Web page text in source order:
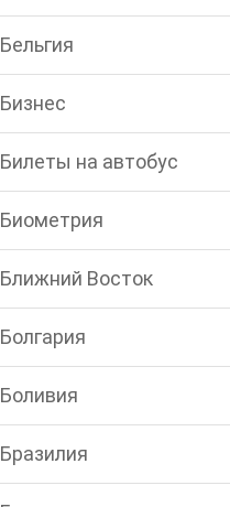
Бельгия
Бизнес
Билеты на автобус
Биометрия
Ближний Восток
Болгария
Боливия
Бразилия